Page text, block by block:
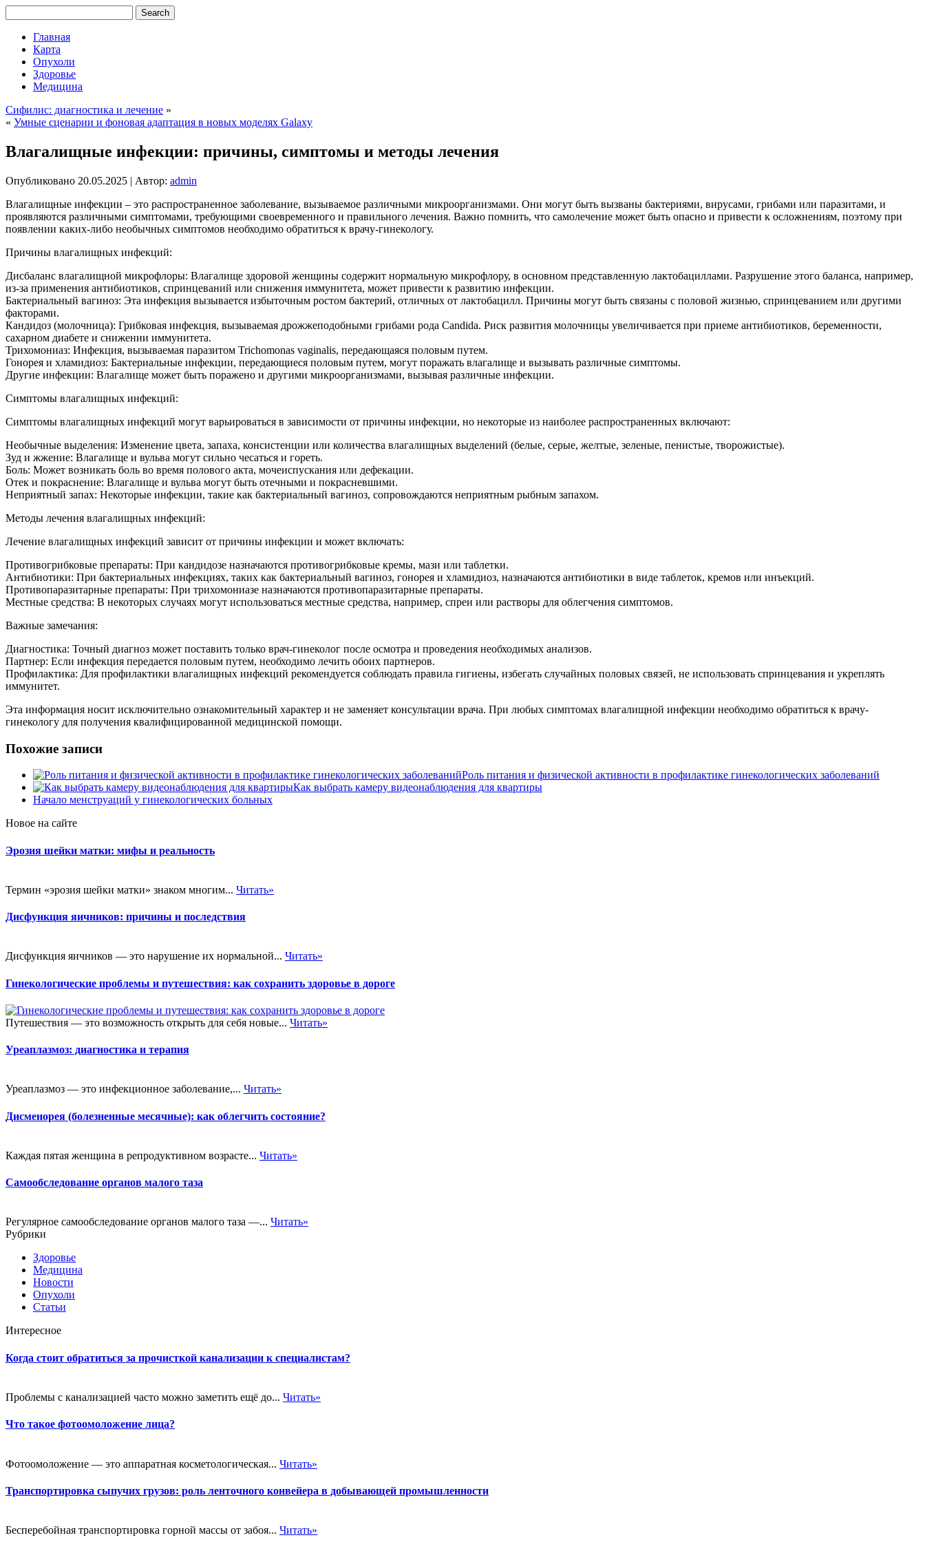
Главная
Карта
Опухоли
Здоровье
Медицина
Сифилис: диагностика и лечение »
« Умные сценарии и фоновая адаптация в новых моделях Galaxy
Влагалищные инфекции: причины, симптомы и методы лечения
Опубликовано 20.05.2025 | Автор: admin
Влагалищные инфекции – это распространенное заболевание, вызываемое различными микроорганизмами. Они могут быть вызваны бактериями, вирусами, грибами или паразитами, и
проявляются различными симптомами, требующими своевременного и правильного лечения. Важно помнить, что самолечение может быть опасно и привести к осложнениям, поэтому при
появлении каких-либо необычных симптомов необходимо обратиться к врачу-гинекологу.
Причины влагалищных инфекций:
Дисбаланс влагалищной микрофлоры: Влагалище здоровой женщины содержит нормальную микрофлору, в основном представленную лактобациллами. Разрушение этого баланса, например,
из-за применения антибиотиков, спринцеваний или снижения иммунитета, может привести к развитию инфекции.
Бактериальный вагиноз: Эта инфекция вызывается избыточным ростом бактерий, отличных от лактобацилл. Причины могут быть связаны с половой жизнью, спринцеванием или другими
факторами.
Кандидоз (молочница): Грибковая инфекция, вызываемая дрожжеподобными грибами рода Candida. Риск развития молочницы увеличивается при приеме антибиотиков, беременности,
сахарном диабете и снижении иммунитета.
Трихомониаз: Инфекция, вызываемая паразитом Trichomonas vaginalis, передающаяся половым путем.
Гонорея и хламидиоз: Бактериальные инфекции, передающиеся половым путем, могут поражать влагалище и вызывать различные симптомы.
Другие инфекции: Влагалище может быть поражено и другими микроорганизмами, вызывая различные инфекции.
Симптомы влагалищных инфекций:
Симптомы влагалищных инфекций могут варьироваться в зависимости от причины инфекции, но некоторые из наиболее распространенных включают:
Необычные выделения: Изменение цвета, запаха, консистенции или количества влагалищных выделений (белые, серые, желтые, зеленые, пенистые, творожистые).
Зуд и жжение: Влагалище и вульва могут сильно чесаться и гореть.
Боль: Может возникать боль во время полового акта, мочеиспускания или дефекации.
Отек и покраснение: Влагалище и вульва могут быть отечными и покрасневшими.
Неприятный запах: Некоторые инфекции, такие как бактериальный вагиноз, сопровождаются неприятным рыбным запахом.
Методы лечения влагалищных инфекций:
Лечение влагалищных инфекций зависит от причины инфекции и может включать:
Противогрибковые препараты: При кандидозе назначаются противогрибковые кремы, мази или таблетки.
Антибиотики: При бактериальных инфекциях, таких как бактериальный вагиноз, гонорея и хламидиоз, назначаются антибиотики в виде таблеток, кремов или инъекций.
Противопаразитарные препараты: При трихомониазе назначаются противопаразитарные препараты.
Местные средства: В некоторых случаях могут использоваться местные средства, например, спреи или растворы для облегчения симптомов.
Важные замечания:
Диагностика: Точный диагноз может поставить только врач-гинеколог после осмотра и проведения необходимых анализов.
Партнер: Если инфекция передается половым путем, необходимо лечить обоих партнеров.
Профилактика: Для профилактики влагалищных инфекций рекомендуется соблюдать правила гигиены, избегать случайных половых связей, не использовать спринцевания и укреплять
иммунитет.
Эта информация носит исключительно ознакомительный характер и не заменяет консультации врача. При любых симптомах влагалищной инфекции необходимо обратиться к врачу-
гинекологу для получения квалифицированной медицинской помощи.
Похожие записи
Роль питания и физической активности в профилактике гинекологических заболеваний
Как выбрать камеру видеонаблюдения для квартиры
Начало менструаций у гинекологических больных
Новое на сайте
Эрозия шейки матки: мифы и реальность
Термин «эрозия шейки матки» знаком многим... Читать»
Дисфункция яичников: причины и последствия
Дисфункция яичников — это нарушение их нормальной... Читать»
Гинекологические проблемы и путешествия: как сохранить здоровье в дороге
Путешествия — это возможность открыть для себя новые... Читать»
Уреаплазмоз: диагностика и терапия
Уреаплазмоз — это инфекционное заболевание,... Читать»
Дисменорея (болезненные месячные): как облегчить состояние?
Каждая пятая женщина в репродуктивном возрасте... Читать»
Самообследование органов малого таза
Регулярное самообследование органов малого таза —... Читать»
Рубрики
Здоровье
Медицина
Новости
Опухоли
Статьи
Интересное
Когда стоит обратиться за прочисткой канализации к специалистам?
Проблемы с канализацией часто можно заметить ещё до... Читать»
Что такое фотоомоложение лица?
Фотоомоложение — это аппаратная косметологическая... Читать»
Транспортировка сыпучих грузов: роль ленточного конвейера в добывающей промышленности
Бесперебойная транспортировка горной массы от забоя... Читать»